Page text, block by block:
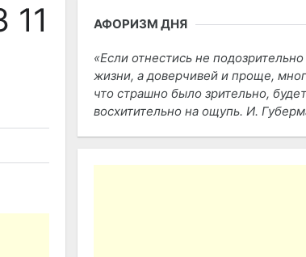
АФОРИЗМ ДНЯ
Если отнестись не подозрительно
жизни, а доверчивей и проще,
что страшно было зрительно, будет
восхитительно на ощупь. И.